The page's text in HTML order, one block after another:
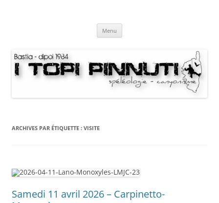
Menu
ARCHIVES PAR ÉTIQUETTE : VISITE
Samedi 11 avril 2026 – Carpinetto-